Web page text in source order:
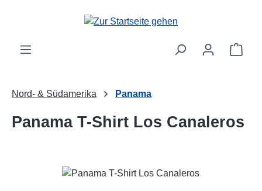
Zum Hauptinhalt springen
Nord- & Südamerika Panama
Panama T-Shirt Los Canaleros
Bildergalerie überspringen